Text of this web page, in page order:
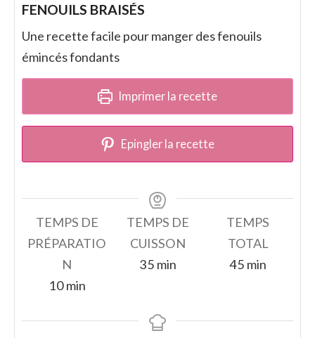
FENOUILS BRAISÉS
Une recette facile pour manger des fenouils
émincés fondants
Imprimer la recette
Epingler la recette
TEMPS DE
PRÉPARATIO
N
10minutes
min
TEMPS DE
CUISSON
35minutes
min
TEMPS
TOTAL
45 minutes
min